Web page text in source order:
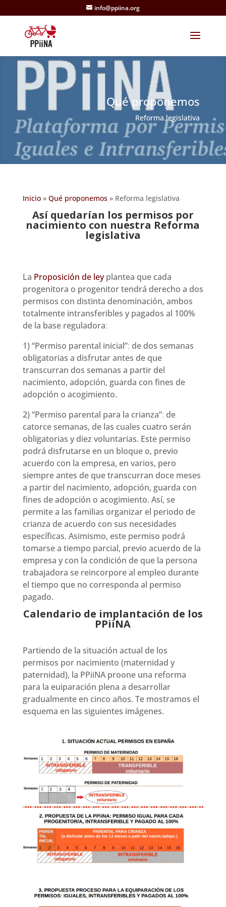
info@ppiina.org
Qué proponemos
Reforma legislativa
Inicio» Qué proponemos» Reforma legislativa
Así quedarían los permisos por
nacimiento con nuestra Reforma
legislativa
La Proposición de leyplantea que cada
progenitora o progenitor tendrá derecho a dos
permisos con distinta denominación, ambos
totalmente intransferibles y pagados al 100%
de la base reguladoraː
1) “Permiso parental inicial”ː de dos semanas
obligatorias a disfrutar antes de que
transcurran dos semanas a partir del
nacimiento, adopción, guarda con fines de
adopción o acogimiento.
2) “Permiso parental para la crianza”ː de
catorce semanas, de las cuales cuatro serán
obligatorias y diez voluntarias. Este permiso
podrá disfrutarse en un bloque o, previo
acuerdo con la empresa, en varios, pero
siempre antes de que transcurran doce meses
a partir del nacimiento, adopción, guarda con
fines de adopción o acogimiento. Así, se
permite a las familias organizar el periodo de
crianza de acuerdo con sus necesidades
específicas. Asimismo, este permiso podrá
tomarse a tiempo parcial, previo acuerdo de la
empresa y con la condición de que la persona
trabajadora se reincorpore al empleo durante
el tiempo que no corresponda al permiso
pagado.
Calendario de implantación de los
PPiiNA
Partiendo de la situación actual de los
permisos por nacimiento (maternidad y
paternidad), la PPiiNA proone una reforma
para la euiparación plena a desarrollar
gradualmente en cinco años. Te mostramos el
esquema en las siguientes imágenes.